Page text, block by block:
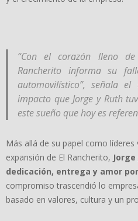
“Con el corazón lleno
Rancherito informa su
automovilístico”, señala
impacto que Jorge y Ruth
este sueño que hoy es
Más allá de su papel como
expansión de El Rancherito,
dedicación, entrega y amor
compromiso trascendió lo
basado en valores, cultura y un